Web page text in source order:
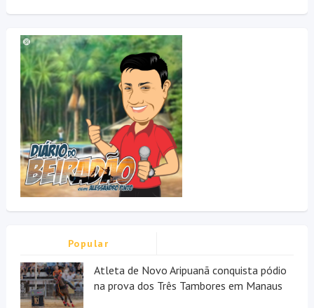
Popular
Atleta de Novo Aripuanã conquista pódio
na prova dos Três Tambores em Manaus